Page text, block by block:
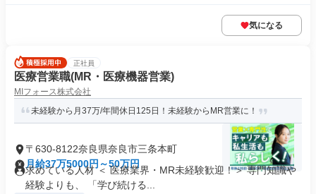
気になる
正社員
医療営業職(MR・医療機器営業)
MIフォース株式会社
未経験から月37万/年間休日125日！未経験からMR営業に！
〒630-8122奈良県奈良市三条本町
月給37万5000円～50万円
求めている人材 ＜ 医療業界・MR未経験歓迎！＞ 専門知識や
経験よりも、 「学び続ける...